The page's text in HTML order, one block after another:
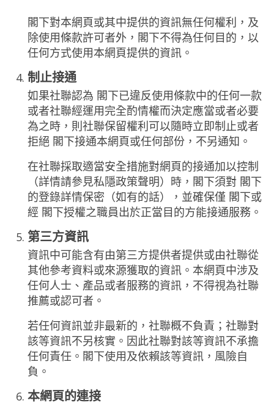
閣下對本網頁或其中提供的資訊無任何權利，及
除使用條款許可者外，閣下不得為任何目的，以
任何方式使用本網頁提供的資訊。
制止接通
如果社聯認為 閣下已違反使用條款中的任何一款
或者社聯經運用完全酌情權而決定應當或者必要
為之時，則社聯保留權利可以隨時立即制止或者
拒絕 閣下接通本網頁或任何部份，不另通知。
在社聯採取適當安全措施對網頁的接通加以控制
（詳情請參見私隱政策聲明）時，閣下須對 閣下
的登錄詳情保密（如有的話），並確保僅 閣下或
經 閣下授權之職員出於正當目的方能接通服務。
第三方資訊
資訊中可能含有由第三方提供者提供或由社聯從
其他參考資料或來源獲取的資訊。本網頁中涉及
任何人士、產品或者服務的資訊，不得視為社聯
推薦或認可者。
若任何資訊並非最新的，社聯概不負責；社聯對
該等資訊不另核實。因此社聯對該等資訊不承擔
任何責任。閣下使用及依賴該等資訊，風險自
負。
本網頁的連接